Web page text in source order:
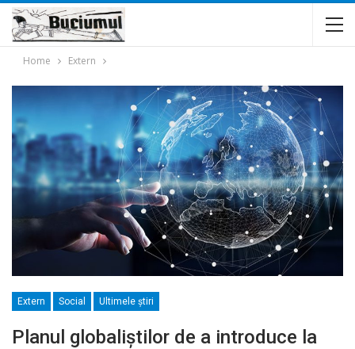
Home Extern
Extern Social Ultimele ştiri
Planul globaliştilor de a introduce la